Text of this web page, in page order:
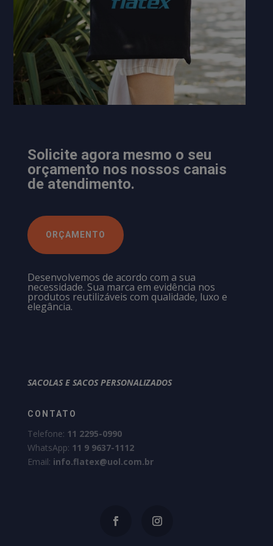
Solicite agora mesmo o seu
orçamento nos nossos canais
de atendimento.
ORÇAMENTO
Desenvolvemos de acordo com a sua
necessidade. Sua marca em evidência nos
produtos reutilizáveis com qualidade, luxo e
elegância.
SACOLAS E SACOS PERSONALIZADOS
CONTATO
Telefone: 11 2295-0990
WhatsApp: 11 9 9637-1112
Email: info.flatex@uol.com.br